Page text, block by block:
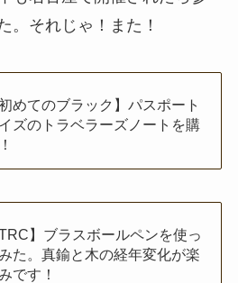
。それじゃ！また！
初めてのブラック】パスポート
ズのトラベラーズノートを購
TRC】ブラスボールペンを使っ
た。真鍮と木の経年変化が楽
です！